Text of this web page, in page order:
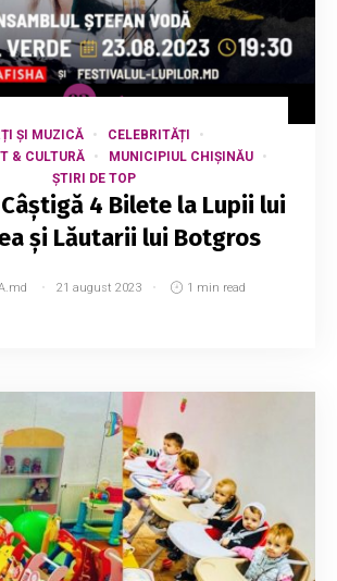
ȘI MUZICĂ
CELEBRITĂȚI
& CULTURĂ
MUNICIPIUL CHIȘINĂU
ȘTIRI DE TOP
4 Bilete la Lupii lui
și Lăutarii lui Botgros
21 august 2023 1 min read